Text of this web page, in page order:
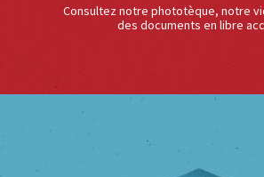
Consultez notre phototèque, notre
des documents en libre